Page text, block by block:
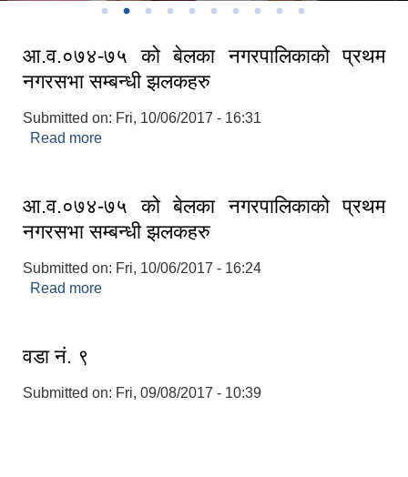
आ.व.०७४-७५ को बेलका नगरपालिकाको प्रथम
नगरसभा सम्बन्धी झलकहरु
Submitted on: Fri, 10/06/2017 - 16:31
Read more
आ.व.०७४-७५ को बेलका नगरपालिकाको प्रथम
नगरसभा सम्बन्धी झलकहरु
Submitted on: Fri, 10/06/2017 - 16:24
Read more
वडा नं. ९
Submitted on: Fri, 09/08/2017 - 10:39